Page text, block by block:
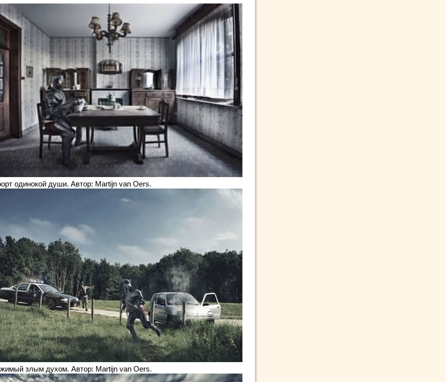
одинокой души. Автор: Martijn van Oers.
злым духом. Автор: Martijn van Oers.